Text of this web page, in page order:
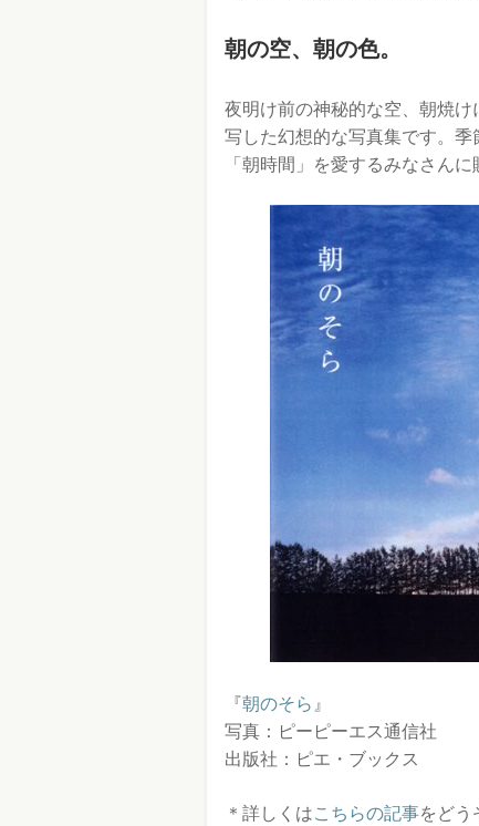
朝の空、朝の色。
夜明け前の神秘的な空、朝焼
写した幻想的な写真集です。季
「朝時間」を愛するみなさんに
『朝のそら 』
写真：ピーピーエス通信社
出版社：ピエ・ブックス
＊詳しくはこちらの記事をどう